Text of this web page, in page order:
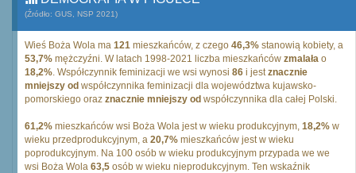
(Źródło: GUS, NSP 2021)
Wieś Boża Wola ma 121 mieszkańców, z czego 46,3% stanowią kobiety, a
53,7% mężczyźni. W latach 1998-2021 liczba mieszkańców zmalała o
18,2%. Współczynnik feminizacji we wsi wynosi 86 i jestznacznie
mniejszy od współczynnika feminizacji dla województwa kujawsko-
pomorskiego oraz znacznie mniejszy od współczynnika dla całej Polski.
61,2% mieszkańców wsi Boża Wola jest w wieku produkcyjnym, 18,2% w
wieku przedprodukcyjnym, a 20,7% mieszkańców jest w wieku
poprodukcyjnym. Na 100 osób w wieku produkcyjnym przypada we we
wsi Boża Wola 63,5 osób w wieku nieprodukcyjnym. Ten wskaźnik